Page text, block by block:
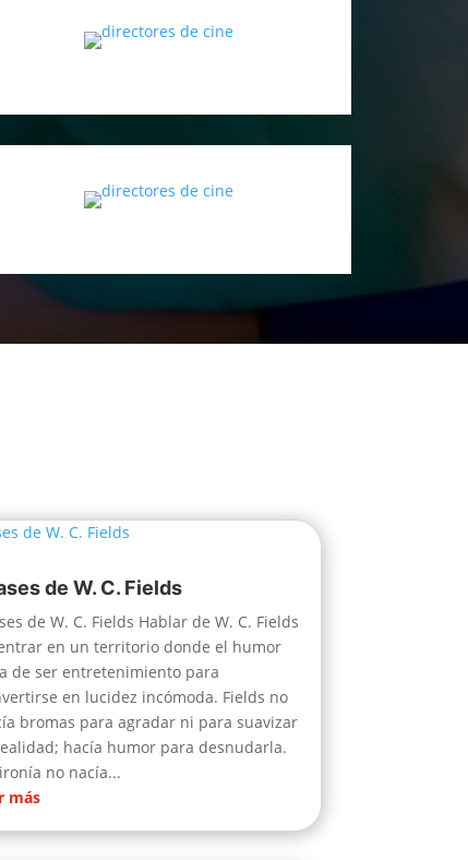
de W. C. Fields
de W. C. Fields Hablar de W. C. Fields
en un territorio donde el humor
de ser entretenimiento para
en lucidez incómoda. Fields no
bromas para agradar ni para suavizar
hacía humor para desnudarla.
no nacía...
más